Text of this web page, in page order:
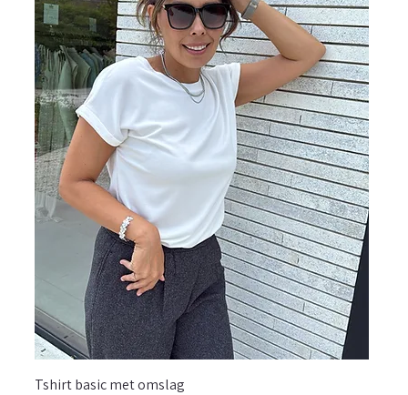
Tshirt basic met omslag